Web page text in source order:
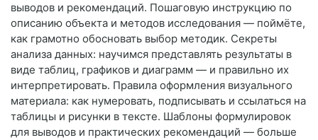
выводов и рекомендаций. Пошаговую инструкцию по
описанию объекта и методов исследования — поймёте,
как грамотно обосновать выбор методик. Секреты
анализа данных: научимся представлять результаты в
виде таблиц, графиков и диаграмм — и правильно их
интерпретировать. Правила оформления визуального
материала: как нумеровать, подписывать и ссылаться на
таблицы и рисунки в тексте. Шаблоны формулировок
для выводов и практических рекомендаций — больше